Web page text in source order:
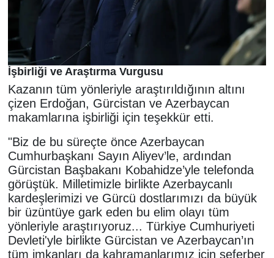
İşbirliği ve Araştırma Vurgusu
Kazanın tüm yönleriyle araştırıldığının altını
çizen Erdoğan, Gürcistan ve Azerbaycan
makamlarına işbirliği için teşekkür etti.
"Biz de bu süreçte önce Azerbaycan
Cumhurbaşkanı Sayın Aliyev’le, ardından
Gürcistan Başbakanı Kobahidze’yle telefonda
görüştük. Milletimizle birlikte Azerbaycanlı
kardeşlerimizi ve Gürcü dostlarımızı da büyük
bir üzüntüye gark eden bu elim olayı tüm
yönleriyle araştırıyoruz... Türkiye Cumhuriyeti
Devleti'yle birlikte Gürcistan ve Azerbaycan’ın
tüm imkanları da kahramanlarımız için seferber